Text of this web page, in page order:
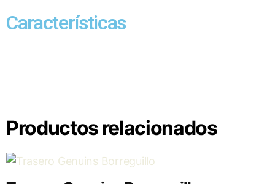
Características
Productos relacionados